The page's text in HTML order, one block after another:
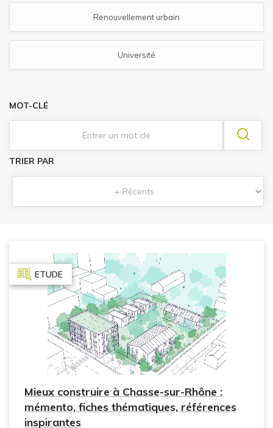
Renouvellement urbain
Université
MOT-CLÉ
TRIER PAR
ETUDE
Mieux construire à Chasse-sur-Rhône :
mémento, fiches thématiques, références
inspirantes